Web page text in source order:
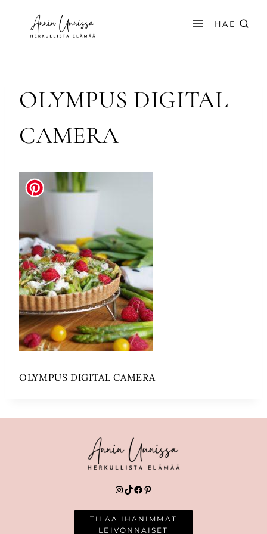
sisältöön
HAE
OLYMPUS DIGITAL
CAMERA
OLYMPUS DIGITAL CAMERA
Instagram
TikTok
Facebook
Pinterest
TILAA IHANIMMAT
LEIVONNAISET